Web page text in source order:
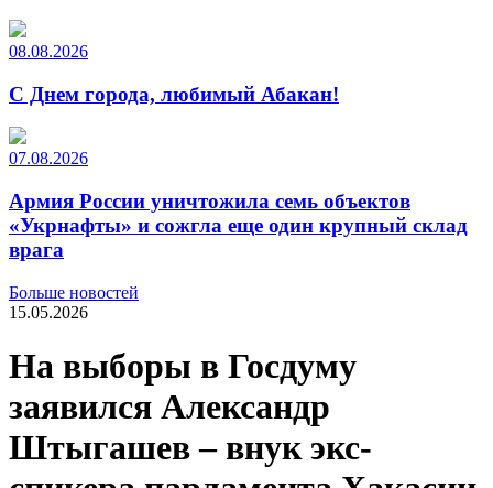
08.08.2026
С Днем города, любимый Абакан!
07.08.2026
Армия России уничтожила семь объектов
«Укрнафты» и сожгла еще один крупный склад
врага
Больше новостей
15.05.2026
На выборы в Госдуму
заявился Александр
Штыгашев – внук экс-